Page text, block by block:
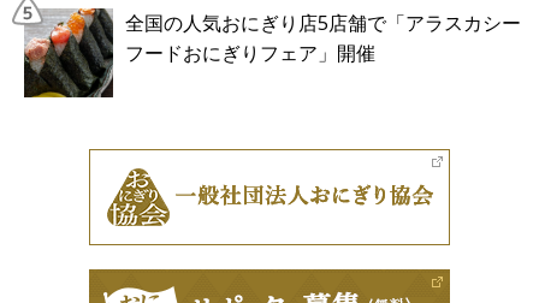
全国の人気おにぎり店5店舗で「アラスカシー
フードおにぎりフェア」開催